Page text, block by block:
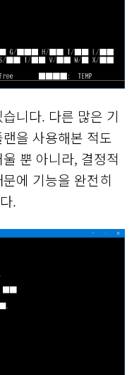
니다. 다른 많은 기
을 사용해본 적도
뿐 아니라, 결정적
에 기능을 완전히
.